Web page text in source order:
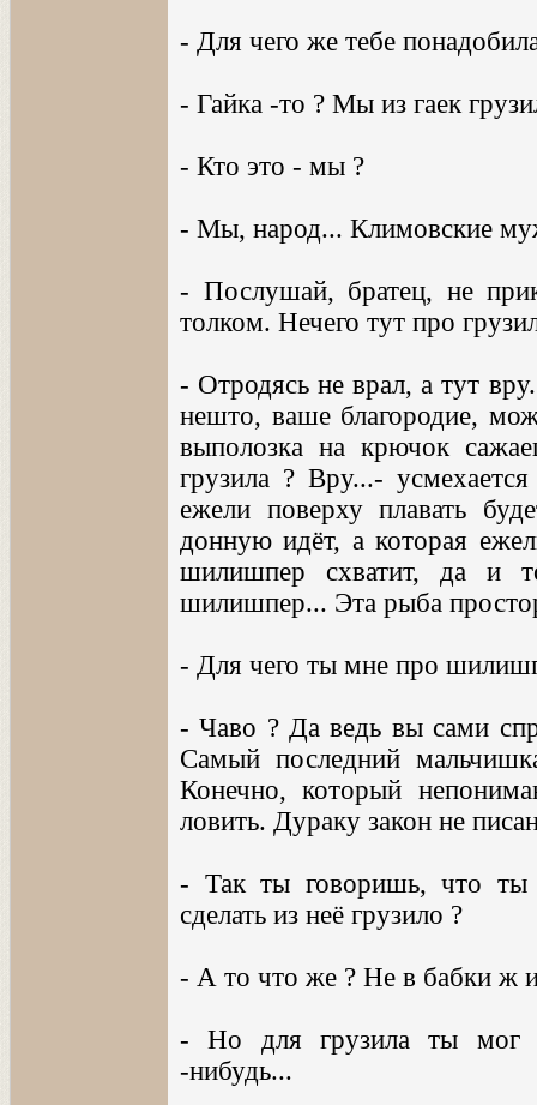
- Для чего же тебе
- Гайка -то ? Мы из гаек
- Кто это - мы ?
- Мы, народ... Климовские
- Послушай, братец, не
толком. Нечего тут про
- Отродясь не врал, а тут
нешто, ваше благородие,
выполозка на крючок
грузила ? Вру...-
ежели поверху плавать
донную идёт, а которая
шилишпер схватит, да и
шилишпер... Эта рыба
- Для чего ты мне про
- Чаво ? Да ведь вы сами
Самый последний
Конечно, который
ловить. Дураку закон не
- Так ты говоришь, что ты
сделать из неё грузило ?
- А то что же ? Не в бабки ж
- Но для грузила ты мог
-нибудь...